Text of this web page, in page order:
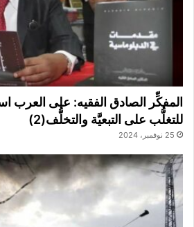
المفكِّر الصادق الفقيه: على العرب
للتغلُّب على التبعيَّة والتخلُّف(2)
25 نوفمبر، 2024